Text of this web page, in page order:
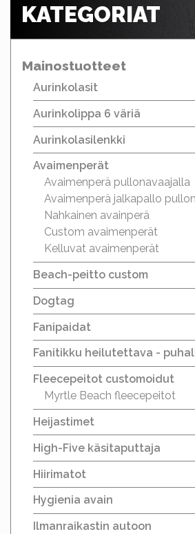
KATEGORIAT
Mainostuotteet
Aurinkolasit
Aurinkolippa 6 väriä
Aurinkolasilenkki
Avaimenperät
Avaimenperä pullonavaajalla
Avaimenperä jalkapallo
Nahkainen avainperä
Custom avaimenperät
Kelluvat avaimenperät
Beach-peitto custom
Dogtag
Fanipaidat
Fanitikku heilutettava -
Fleecepeitot customoidut
Myrtle Beach fleecepeitot
Heijastimet
High-Five käsitaputtaja
Hiirimatot
Hygienia avain
Ilmanraikastin autoon